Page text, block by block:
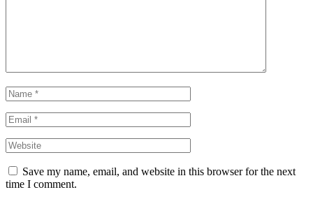
Save my name, email, and website in this browser for the next
time I comment.